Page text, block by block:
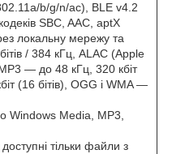
b/g/n/ac), BLE v4.2
SBC, AAC, aptX
локальну мережу та
/ 384 кГц, ALAC (Apple
— до 48 кГц, 320 кбіт
(16 бітів), OGG і WMA —
Windows Media, MP3,
тільки файли з